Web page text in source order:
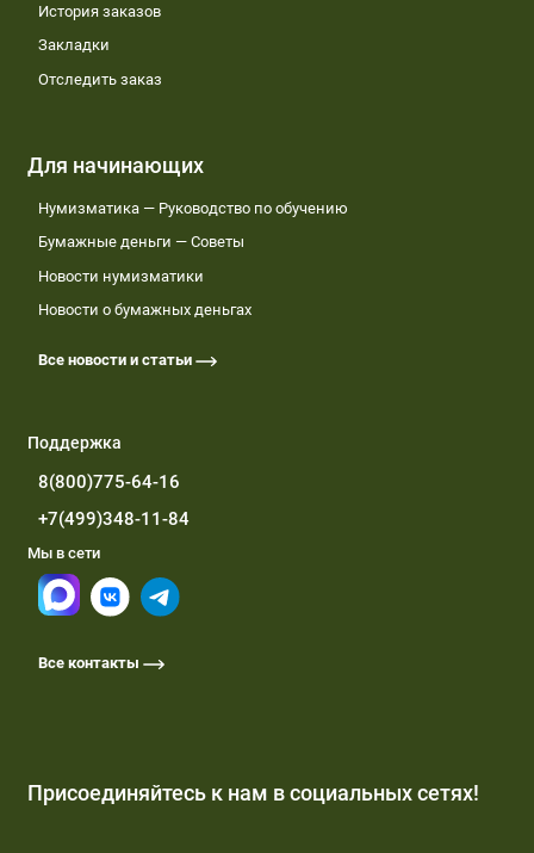
История заказов
Закладки
Отследить заказ
Для начинающих
Нумизматика — Руководство по обучению
Бумажные деньги — Советы
Новости нумизматики
Новости о бумажных деньгах
Все новости и статьи
Поддержка
8(800)775-64-16
+7(499)348-11-84
Мы в сети
Все контакты
Присоединяйтесь к нам в социальных сетях!